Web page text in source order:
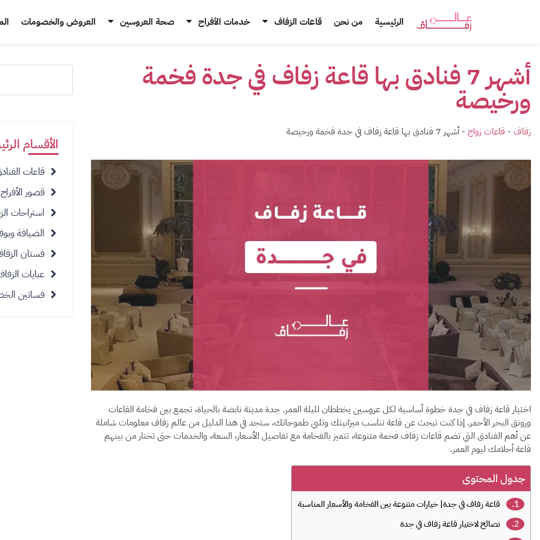
الرئيسية من نحن قاعات الزفاف خدمات الأفراح صحة العروسين العروض والخصومات
أشهر 7 فنادق بها قاعة زفاف في جدة فخمة
ورخيصة
زفاف - قاعات زواج -أشهر 7 فنادق بها قاعة زفاف في جدة فخمة ورخيصة
اختيار قاعة زفاف في جدة خطوة أساسية لكل عروسين يخططان لليلة العمر. جدة مدينة نابضة بالحياة، تجمع بين فخامة القاعات
ورونق البحر الأحمر. إذا كنت تبحث عن قاعة تناسب ميزانيتك وتلبي طموحاتك، ستجد في هذا الدليل من عالم زفاف معلومات شاملة
عن أهم الفنادق التي تضم قاعات زفاف فخمة متنوعة، تتميز بالفخامة مع تفاصيل الأسعار، السعة، والخدمات حتى تختار من بينهم
قاعة أحلامك ليوم العمر.
جدول المحتوى
قاعة زفاف في جدة| خيارات متنوعة بين الفخامة والأسعار المناسبة
نصائح لاختيار قاعة زفاف في جدة
الأقسام
قاعات
قصور الأفراح
استراحات
الضيافة
فستان
عبايات
فساتين